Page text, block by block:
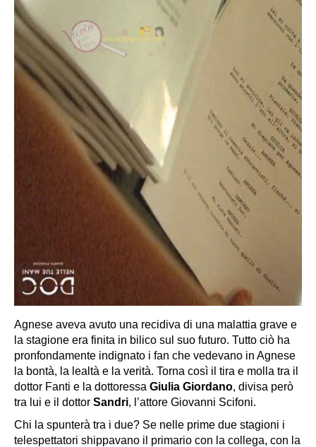
Agnese aveva avuto una recidiva di una malattia grave e
la stagione era finita in bilico sul suo futuro. Tutto ciò ha
pronfondamente indignato i fan che vedevano in Agnese
la bontà, la lealtà e la verità. Torna così il tira e molla tra il
dottor Fanti e la dottoressa Giulia Giordano, divisa però
tra lui e il dottor Sandri, l’attore Giovanni Scifoni.
Chi la spunterà tra i due? Se nelle prime due stagioni i
telespettatori shippavano il primario con la collega, con la